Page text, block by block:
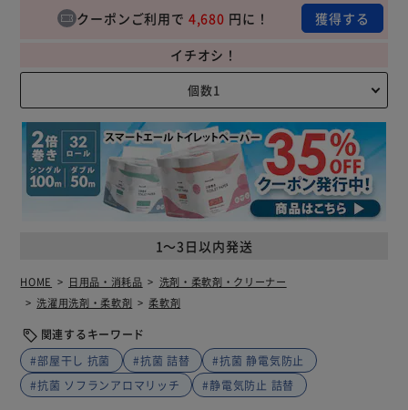
1～3日以内発送
クーポンご利用で 4,680 円に！ 獲得する
イチオシ！
HOME 日用品・消耗品
洗剤・柔軟剤・クリーナー
洗濯用洗剤・柔軟剤
柔軟剤
関連するキーワード
#部屋干し 抗菌
#抗菌 詰替
#抗菌 静電気防止
#抗菌 ソフランアロマリッチ
#静電気防止 詰替